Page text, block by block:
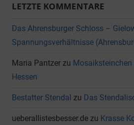
LETZTE KOMMENTARE
Das Ahrensburger Schloss –
Spannungsverhältnisse
Maria Pantzer zu
Hessen
Bestatter Stendal zu Das
ueberallistesbesser.de zu Krasse